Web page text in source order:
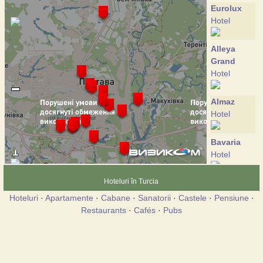
Eurolux
Hotel
Alleya
Grand
Hotel
Almaz
Hotel
Bavaria
Hotel
provincia
Hoteluri în Turcia
Hoteluri· Apartamente · Cabane · Sanatorii· Castele · Pensiune ·
Restaurants · Cafés · Pubs